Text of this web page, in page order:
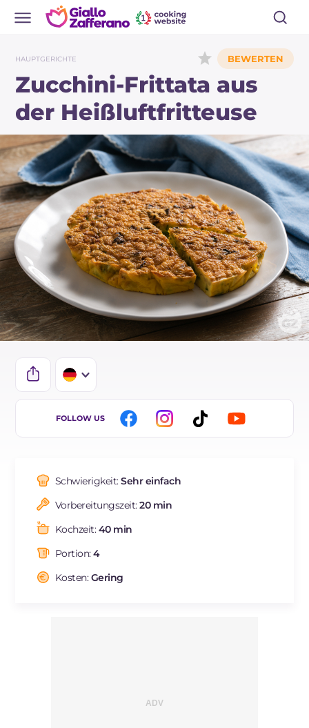
HAUPTGERICHTE
Zucchini-Frittata aus
der Heißluftfritteuse
IT
FR
NL
BR
FOLLOW US
Schwierigkeit:Sehr einfach
Vorbereitungszeit:20 min
Kochzeit:40 min
Portion:4
Kosten:Gering